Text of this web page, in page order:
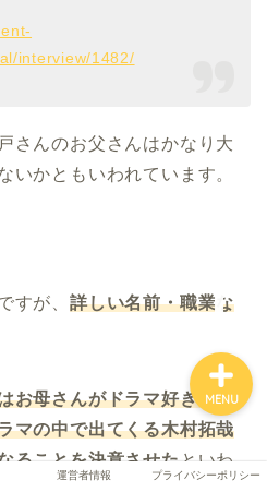
interview/1482/
さんのお父さんはかなり大
いかともいわれています。
すが、 詳しい名前・職業な
お母さんがドラマ好きだっ
マの中で出てくる木村拓哉
ることを決意させた といわ
運営者情報 プライバシーポリシー
MENU
プロフィール